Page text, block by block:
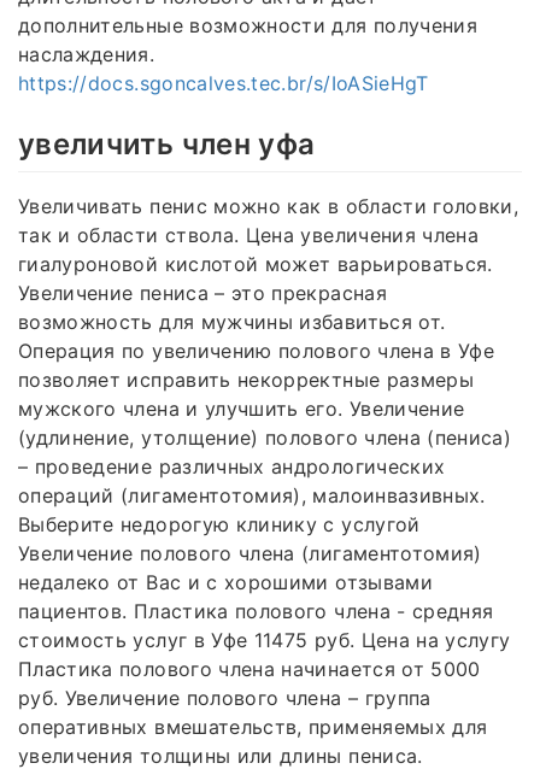
дополнительные возможности для получения
наслаждения.
https://docs.sgoncalves.tec.br/s/IoASieHgT
увеличить член уфа
Увеличивать пенис можно как в области головки,
так и области ствола. Цена увеличения члена
гиалуроновой кислотой может варьироваться.
Увеличение пениса – это прекрасная
возможность для мужчины избавиться от.
Операция по увеличению полового члена в Уфе
позволяет исправить некорректные размеры
мужского члена и улучшить его. Увеличение
(удлинение, утолщение) полового члена (пениса)
– проведение различных андрологических
операций (лигаментотомия), малоинвазивных.
Выберите недорогую клинику с услугой
Увеличение полового члена (лигаментотомия)
недалеко от Вас и с хорошими отзывами
пациентов. Пластика полового члена - средняя
стоимость услуг в Уфе 11475 руб. Цена на услугу
Пластика полового члена начинается от 5000
руб. Увеличение полового члена – группа
оперативных вмешательств, применяемых для
увеличения толщины или длины пениса.